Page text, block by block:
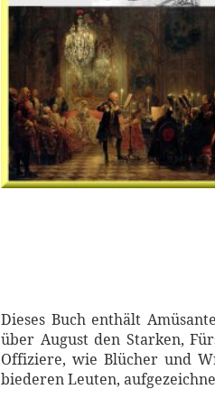
Dieses Buch enthält
über August den Starken,
Offiziere, wie Blücher und
biederen Leuten,